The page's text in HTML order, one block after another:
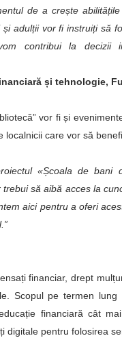
de a crește
adulții vor fi instruiți să
contribui la decizii
și tehnologie,
vor fi și
care vor să
«Școala de bani
să aibă acces la
aici pentru a oferi
financiar, drept
Scopul pe termen
financiară cât
digitale pentru folosirea